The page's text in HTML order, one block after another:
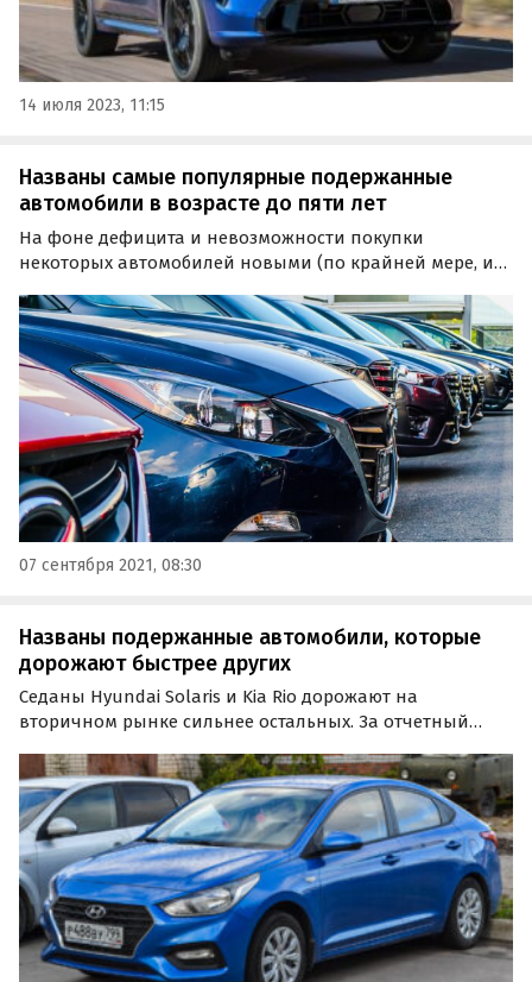
14 июля 2023, 11:15
Названы самые популярные подержанные
автомобили в возрасте до пяти лет
На фоне дефицита и невозможности покупки
некоторых автомобилей новыми (по крайней мере, из
«свежие» подержанные машины в возрасте до пяти
лет.
07 сентября 2021, 08:30
Названы подержанные автомобили, которые
дорожают быстрее других
Седаны Hyundai Solaris и Kia Rio дорожают на
вторичном рынке сильнее остальных. За отчетный
610 тыс. и 620 тыс. рублей соответственно, пишет
«Российская газета».